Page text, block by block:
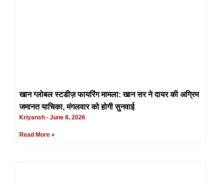
खान ग्लोबल स्टडीज़ फायरिंग मामला: खान सर ने दायर की अग्रिम
जमानत याचिका, मंगलवार को होगी सुनवाई
Kriyansh June 8, 2026
Read More »